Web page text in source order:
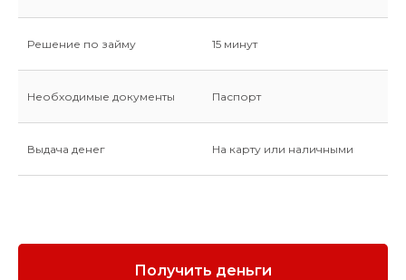
Решение по займу 15 минут
Необходимые документы Паспорт
Выдача денег На карту или наличными
Получить деньги